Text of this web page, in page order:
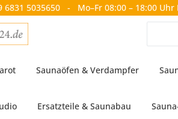
springen
6831 5035650 - Mo–Fr 08:00 – 18:00 Uhr
Saunaöfen & Verdampfer
Ersatzteile & Saunabau